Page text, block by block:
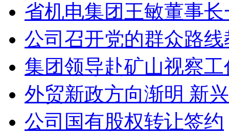
省机电集团王敏董事
公司召开党的群众路
集团领导赴矿山视察工
外贸新政方向渐明 新
公司国有股权转让签约